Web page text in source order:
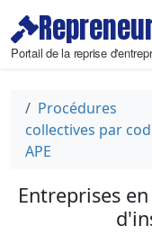
Portail de la reprise
Procédures
collectives par
APE
Entreprises